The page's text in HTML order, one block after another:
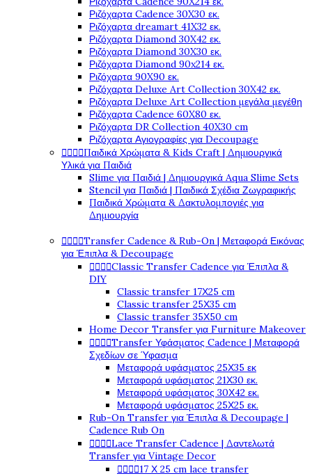
Ριζόχαρτα Cadence 30X30 εκ.
Ριζόχαρτα dreamart 41X32 εκ.
Ριζόχαρτα Diamond 30X42 εκ.
Ριζόχαρτα Diamond 30X30 εκ.
Ριζόχαρτα Diamond 90x214 εκ.
Ριζόχαρτα 90X90 εκ.
Ριζόχαρτα Deluxe Art Collection 30X42 εκ.
Ριζόχαρτα Deluxe Art Collection μεγάλα μεγέθη
Ριζόχαρτα Cadence 60X80 εκ.
Ριζόχαρτα DR Collection 40X30 cm
Ριζόχαρτα Αγιογραφίες για Decoupage
Παιδικά Χρώματα & Kids Craft | Δημιουργικά
Υλικά για Παιδιά
Slime για Παιδιά | Δημιουργικά Aqua Slime Sets
Stencil για Παιδιά | Παιδικά Σχέδια Ζωγραφικής
Παιδικά Χρώματα & Δακτυλομπογιές για
Δημιουργία
Transfer Cadence & Rub-On | Μεταφορά Εικόνας
για Έπιπλα & Decoupage
Classic Transfer Cadence για Έπιπλα &
DIY
Classic transfer 17Χ25 cm
Classic transfer 25Χ35 cm
Classic transfer 35Χ50 cm
Home Decor Transfer για Furniture Makeover
Transfer Υφάσματος Cadence | Μεταφορά
Σχεδίων σε Ύφασμα
Μεταφορά υφάσματος 25Χ35 εκ
Μεταφορά υφάσματος 21Χ30 εκ.
Μεταφορά υφάσματος 30Χ42 εκ.
Μεταφορά υφάσματος 25Χ25 εκ.
Rub-On Transfer για Έπιπλα & Decoupage |
Cadence Rub On
Lace Transfer Cadence | Δαντελωτά
Transfer για Vintage Decor
17 Χ 25 cm lace transfer